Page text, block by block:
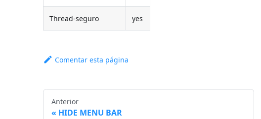
Thread-seguro yes
Comentar esta página
Anterior
HIDE MENU BAR